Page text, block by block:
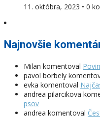
11. októbra, 2023 • 0
Najnovšie
Milan komentoval
pavol borbely
evka komentoval
andrea pilarcikova
psov
andrea komentoval